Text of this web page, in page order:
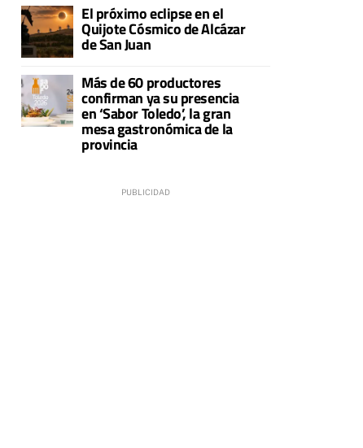
El próximo eclipse en el
Quijote Cósmico de Alcázar
de San Juan
Más de 60 productores
confirman ya su presencia
en ‘Sabor Toledo’, la gran
mesa gastronómica de la
provincia